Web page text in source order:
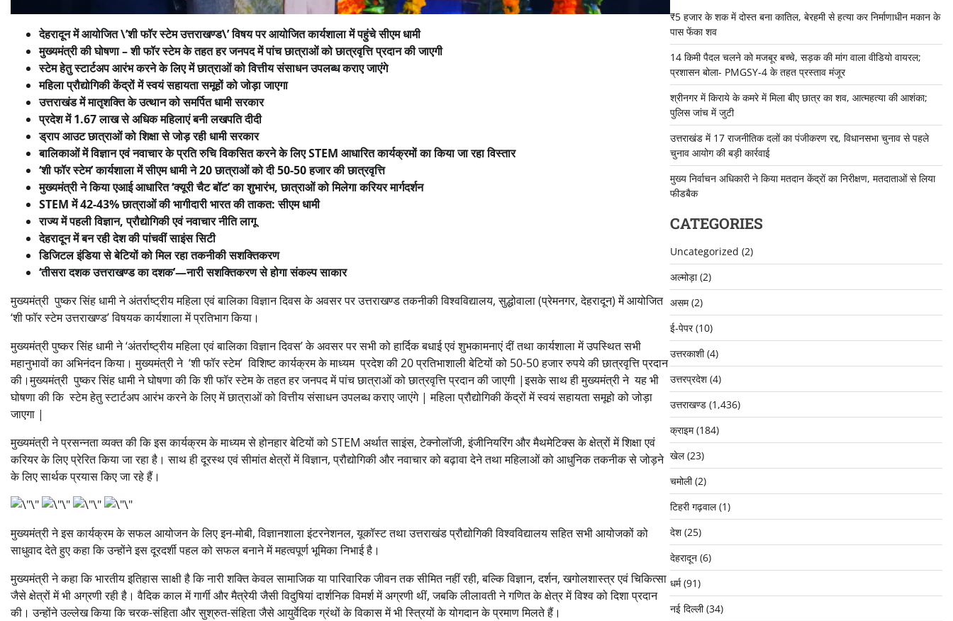
देहरादून में आयोजित \’शी फॉर स्टेम उत्तराखण्ड\’ विषय पर आयोजित कार्यशाला में पहुंचे सीएम धामी
मुख्यमंत्री की घोषणा – शी फॉर स्टेम के तहत हर जनपद में पांच छात्राओं को छात्रवृत्ति प्रदान की जाएगी
स्टेम हेतु स्टार्टअप आरंभ करने के लिए में छात्राओं को वित्तीय संसाधन उपलब्ध कराए जाएंगे
महिला प्रौद्योगिकी केंद्रों में स्वयं सहायता समूहों को जोड़ा जाएगा
उत्तराखंड में मातृशक्ति के उत्थान को समर्पित धामी सरकार
प्रदेश में 1.67 लाख से अधिक महिलाएं बनी लखपति दीदी
ड्राप आउट छात्राओं को शिक्षा से जोड़ रही धामी सरकार
बालिकाओं में विज्ञान एवं नवाचार के प्रति रुचि विकसित करने के लिए STEM आधारित कार्यक्रमों का किया जा रहा विस्तार
‘शी फॉर स्टेम’ कार्यशाला में सीएम धामी ने 20 छात्राओं को दी 50-50 हजार की छात्रवृत्ति
मुख्यमंत्री ने किया एआई आधारित ‘क्यूरी चैट बॉट’ का शुभारंभ, छात्राओं को मिलेगा करियर मार्गदर्शन
STEM में 42-43% छात्राओं की भागीदारी भारत की ताकत: सीएम धामी
राज्य में पहली विज्ञान, प्रौद्योगिकी एवं नवाचार नीति लागू
देहरादून में बन रही देश की पांचवीं साइंस सिटी
डिजिटल इंडिया से बेटियों को मिल रहा तकनीकी सशक्तिकरण
‘तीसरा दशक उत्तराखण्ड का दशक’—नारी सशक्तिकरण से होगा संकल्प साकार
मुख्यमंत्री पुष्कर सिंह धामी ने अंतर्राष्ट्रीय महिला एवं बालिका विज्ञान दिवस के अवसर पर उत्तराखण्ड तकनीकी विश्वविद्यालय, सुद्धोवाला (प्रेमनगर, देहरादून) में आयोजित
‘शी फॉर स्टेम उत्तराखण्ड’ विषयक कार्यशाला में प्रतिभाग किया।
मुख्यमंत्री पुष्कर सिंह धामी ने ‘अंतर्राष्ट्रीय महिला एवं बालिका विज्ञान दिवस’ के अवसर पर सभी को हार्दिक बधाई एवं शुभकामनाएं दीं तथा कार्यशाला में उपस्थित सभी
महानुभावों का अभिनंदन किया। मुख्यमंत्री ने ‘शी फॉर स्टेम’ विशिष्ट कार्यक्रम के माध्यम प्रदेश की 20 प्रतिभाशाली बेटियों को 50-50 हजार रुपये की छात्रवृत्ति प्रदान
की।मुख्यमंत्री पुष्कर सिंह धामी ने घोषणा की कि शी फॉर स्टेम के तहत हर जनपद में पांच छात्राओं को छात्रवृत्ति प्रदान की जाएगी |इसके साथ ही मुख्यमंत्री ने यह भी
घोषणा की कि स्टेम हेतु स्टार्टअप आरंभ करने के लिए में छात्राओं को वित्तीय संसाधन उपलब्ध कराए जाएंगे | महिला प्रौद्योगिकी केंद्रों में स्वयं सहायता समूहो को जोड़ा
जाएगा |
मुख्यमंत्री ने प्रसन्नता व्यक्त की कि इस कार्यक्रम के माध्यम से होनहार बेटियों को STEM अर्थात साइंस, टेक्नोलॉजी, इंजीनियरिंग और मैथमेटिक्स के क्षेत्रों में शिक्षा एवं
करियर के लिए प्रेरित किया जा रहा है। साथ ही दूरस्थ एवं सीमांत क्षेत्रों में विज्ञान, प्रौद्योगिकी और नवाचार को बढ़ावा देने तथा महिलाओं को आधुनिक तकनीक से जोड़ने
के लिए सार्थक प्रयास किए जा रहे हैं।
मुख्यमंत्री ने इस कार्यक्रम के सफल आयोजन के लिए इन-मोबी, विज्ञानशाला इंटरनेशनल, यूकॉस्ट तथा उत्तराखंड प्रौद्योगिकी विश्वविद्यालय सहित सभी आयोजकों को
साधुवाद देते हुए कहा कि उन्होंने इस दूरदर्शी पहल को सफल बनाने में महत्वपूर्ण भूमिका निभाई है।
मुख्यमंत्री ने कहा कि भारतीय इतिहास साक्षी है कि नारी शक्ति केवल सामाजिक या पारिवारिक जीवन तक सीमित नहीं रही, बल्कि विज्ञान, दर्शन, खगोलशास्त्र एवं चिकित्सा
जैसे क्षेत्रों में भी अग्रणी रही है। वैदिक काल में गार्गी और मैत्रेयी जैसी विदुषियां दार्शनिक विमर्श में अग्रणी थीं, जबकि लीलावती ने गणित के क्षेत्र में विश्व को दिशा प्रदान
की। उन्होंने उल्लेख किया कि चरक-संहिता और सुश्रुत-संहिता जैसे आयुर्वेदिक ग्रंथों के विकास में भी स्त्रियों के योगदान के प्रमाण मिलते हैं।
₹5 हजार के शक में दोस्त बना कातिल, बेरहमी से हत्या कर निर्माणाधीन मकान के
पास फेंका शव
14 किमी पैदल चलने को मजबूर बच्चे, सड़क की मांग वाला वीडियो वायरल;
प्रशासन बोला- PMGSY-4 के तहत प्रस्ताव मंजूर
श्रीनगर में किराये के कमरे में मिला बीए छात्र का शव, आत्महत्या की आशंका;
पुलिस जांच में जुटी
उत्तराखंड में 17 राजनीतिक दलों का पंजीकरण रद्द, विधानसभा चुनाव से पहले
चुनाव आयोग की बड़ी कार्रवाई
मुख्य निर्वाचन अधिकारी ने किया मतदान केंद्रों का निरीक्षण, मतदाताओं से लिया
फीडबैक
CATEGORIES
Uncategorized (2)
अल्मोड़ा(2)
असम(2)
ई-पेपर(10)
उत्तरकाशी(4)
उत्तरप्रदेश(4)
उत्तराखण्ड(1,436)
क्राइम(184)
खेल(23)
चमोली(2)
टिहरी गढ़वाल(1)
देश(25)
देहरादून(6)
धर्म(91)
नई दिल्ली(34)